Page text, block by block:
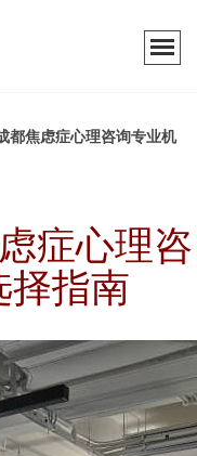
都焦虑症心理咨询专业机
症心理咨
择指南